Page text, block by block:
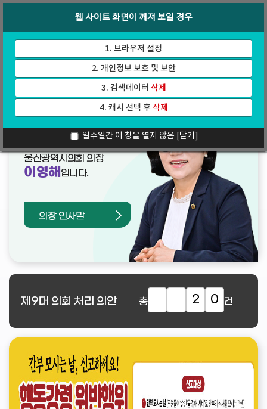
가
기
인터넷방송
웹 사이트 화면이 깨져 보일 경우
1. 브라우저 설정
2. 개인정보 보호 및 보안
3. 검색데이터 삭제
4. 캐시 선택 후삭제
일주일간 이 창을 열지 않음 [닫기]
열린의장실
울산광역시의회 의장
이영해 입니다.
의장 인사말
제9대 의회 처리 의안 총 2 0 건